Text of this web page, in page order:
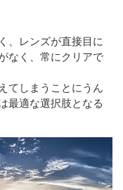
、レンズが直接目に
なく、常にクリアで
てしまうことにうん
最適な選択肢となる